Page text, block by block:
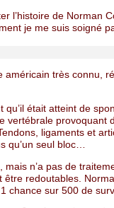
l’histoire de Norman
je me suis soigné
américain très connu,
était atteint de
vertébrale provoquant
ligaments et
qu’un seul bloc…
n’a pas de
redoutables.
chance sur 500 de